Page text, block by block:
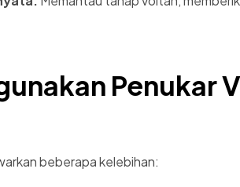
Penukar
beberapa kelebihan: